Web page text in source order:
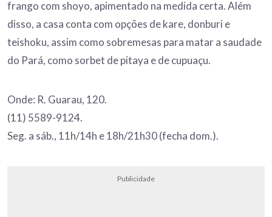
frango com shoyo, apimentado na medida certa. Além
disso, a casa conta com opções de kare, donburi e
teishoku, assim como sobremesas para matar a saudade
do Pará, como sorbet de pitaya e de cupuaçu.
Onde: R. Guarau, 120.
(11) 5589-9124.
Seg. a sáb., 11h/14h e 18h/21h30 (fecha dom.).
Publicidade